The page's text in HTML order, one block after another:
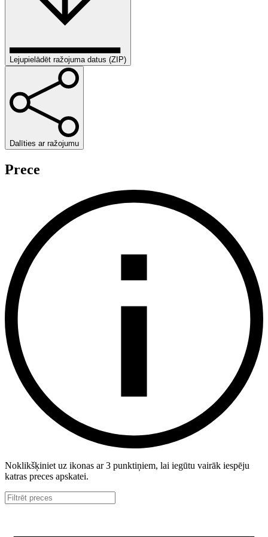
Lejupielādēt ražojuma datus (ZIP)
Dalīties ar ražojumu
Prece
Noklikšķiniet uz ikonas ar 3 punktiņiem, lai iegūtu vairāk iespēju
katras preces apskatei.